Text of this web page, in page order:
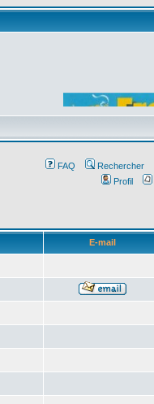
FAQ Rechercher
Profil
E-mail